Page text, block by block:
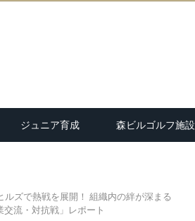
ジュニア育成 森ビルゴルフ施設
ズで熱戦を展開！ 組織内の絆が深まる
流・対抗戦」レポート